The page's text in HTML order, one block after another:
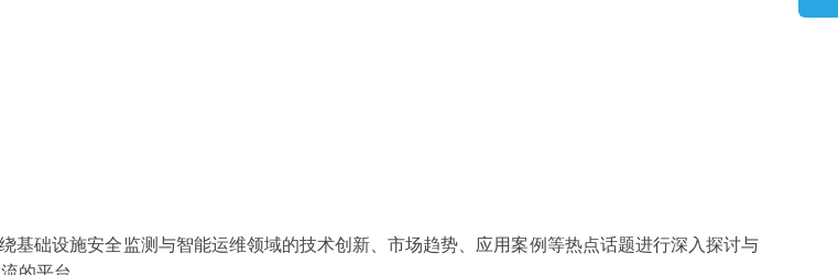
基础设施安全监测与智能运维领域的技术创新、市场趋势、应用案例等热点话题进行深入探讨与